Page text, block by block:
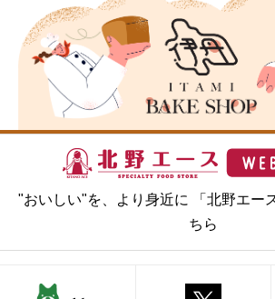
"おいしい"を、より身近に 「北野エー
ちら